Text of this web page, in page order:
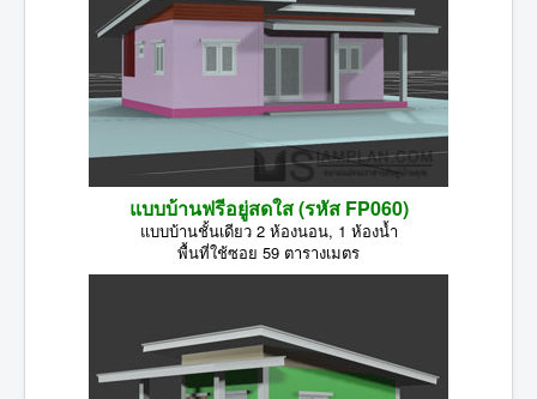
แบบบ้านฟรีอยู่สดใส (รหัส FP060)
แบบบ้านชั้นเดียว 2 ห้องนอน, 1 ห้องน้ำ
พื้นที่ใช้ซอย 59 ตารางเมตร